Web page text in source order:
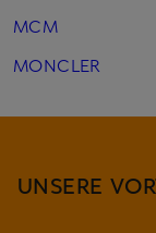
MCM
MONCLER
UNSERE